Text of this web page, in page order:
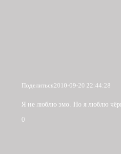
Поделиться2010-09-20 22:44:28
Я не люблю эмо. Но я люблю
0